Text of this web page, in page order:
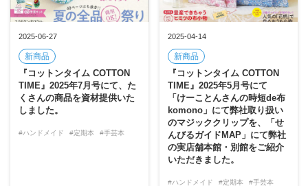
2025-06-27
新商品
『コットンタイム COTTON
TIME』2025年7月号にて、た
くさんの商品を資材提供いた
しました。
#ハンドメイド #定期本 #手芸本
2025-04-14
新商品
『コットンタイム COTTON
TIME』2025年5月号にて
「けーことんさんの時短de布
komono」にて弊社取り扱い
のマジッククリップを、「せ
んびるガイドMAP」にて弊社
の実店舗本館・別館をご紹介
いただきました。
#ハンドメイド #定期本 #手芸本